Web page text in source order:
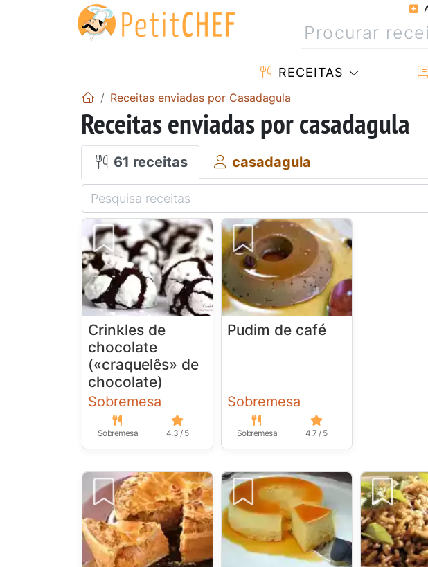
RECEITAS
Receitas enviadas por Casadagula
Receitas enviadas por casadagula
61 receitas casadagula
Crinkles de
chocolate
(«craquelês» de
chocolate)
Sobremesa
Sobremesa 4.3 / 5
Pudim de café
Sobremesa
Sobremesa 4.7 / 5